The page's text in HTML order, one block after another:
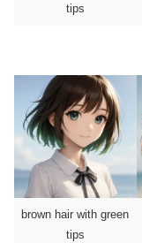
tips
brown hair with green
tips